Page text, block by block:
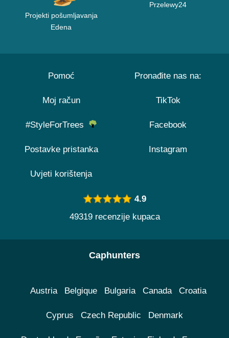
Projekti pošumljavanja
Edena
Przelewy24
Pomoć
Moj račun
#StyleForTrees
Postavke pristanka
Uvjeti korištenja
Pronađite nas na:
TikTok
Facebook
Instagram
4.9
49319 recenzije kupaca
Caphunters
Austria Belgique Bulgaria Canada Croatia
Cyprus Czech Republic Denmark